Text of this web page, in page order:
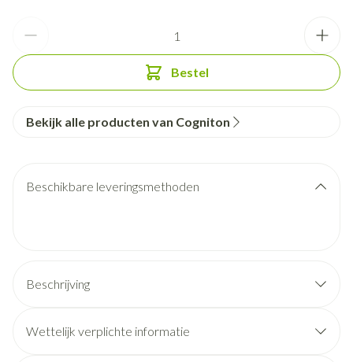
Bestel
Bekijk alle producten van Cogniton
Beschikbare leveringsmethoden
Beschrijving
Wettelijk verplichte informatie